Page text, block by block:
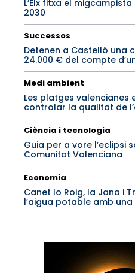
L’Elx fitxa el
2030
Successos
Detenen a Castelló una
24.000 € del compte
Medi ambient
Les platges valencianes
controlar la qualitat de
Ciència i tecnologia
Guia per a vore l’eclipsi
Comunitat Valenciana
Economia
Canet lo Roig, la Jana i
l’aigua potable amb